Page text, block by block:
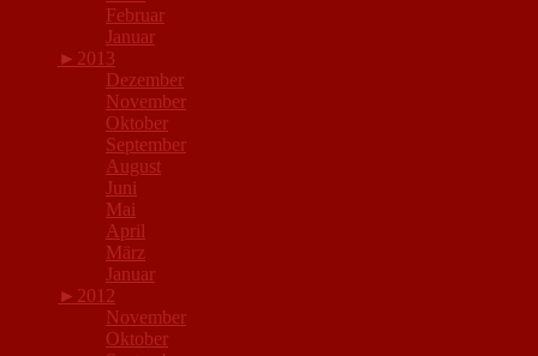
Februar
Januar
► 2013
Dezember
November
Oktober
September
August
Juni
Mai
April
März
Januar
► 2012
November
Oktober